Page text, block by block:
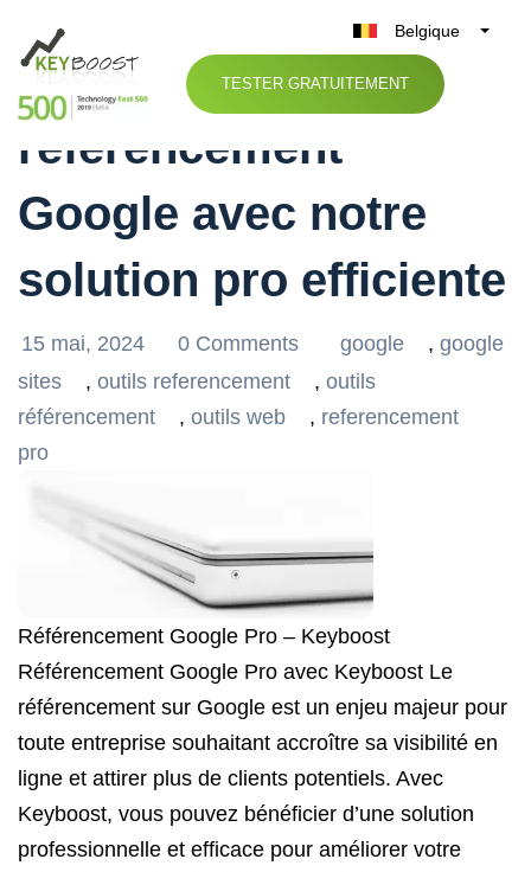
Belgique
België
Nederland
UK
Italia
TESTER GRATUITEMENT
Optimisez votre
référencement
Google avec notre
solution pro efficiente
15 mai, 2024 0 Comments google , google
sites
, outils referencement , outils
référencement
, outils web , referencement
pro
Référencement Google Pro – Keyboost
Référencement Google Pro avec Keyboost Le
référencement sur Google est un enjeu majeur pour
toute entreprise souhaitant accroître sa visibilité en
ligne et attirer plus de clients potentiels. Avec
Keyboost, vous pouvez bénéficier d’une solution
professionnelle et efficace pour améliorer votre